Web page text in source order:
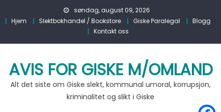
søndag, august 09, 2026
Hjem
Slektbokhandel / Bookstore Giske Paralegal
Blogg
Kontakt oss
AVIS FOR GISKE M/OMLAND
Alt det siste om Giske slekt, kommunal umoral, korrupsjon,
kriminalitet og slikt i Giske